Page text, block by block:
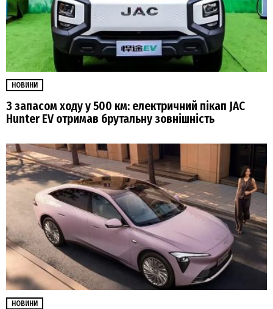
НОВИНИ
З запасом ходу у 500 км: електричний пікап JAC
Hunter EV отримав брутальну зовнішність
НОВИНИ